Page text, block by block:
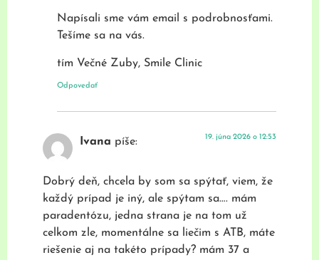
Napísali sme vám email s podrobnosťami.
Tešíme sa na vás.
tím Večné Zuby, Smile Clinic
Odpovedať
Ivana píše: 19. júna 2026 o 12:53
Dobrý deň, chcela by som sa spýtať, viem, že
každý prípad je iný, ale spýtam sa…. mám
paradentózu, jedna strana je na tom už
celkom zle, momentálne sa liečim s ATB, máte
riešenie aj na takéto prípady? mám 37 a